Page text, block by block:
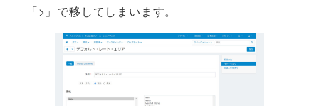
「>」で移してしまいます。